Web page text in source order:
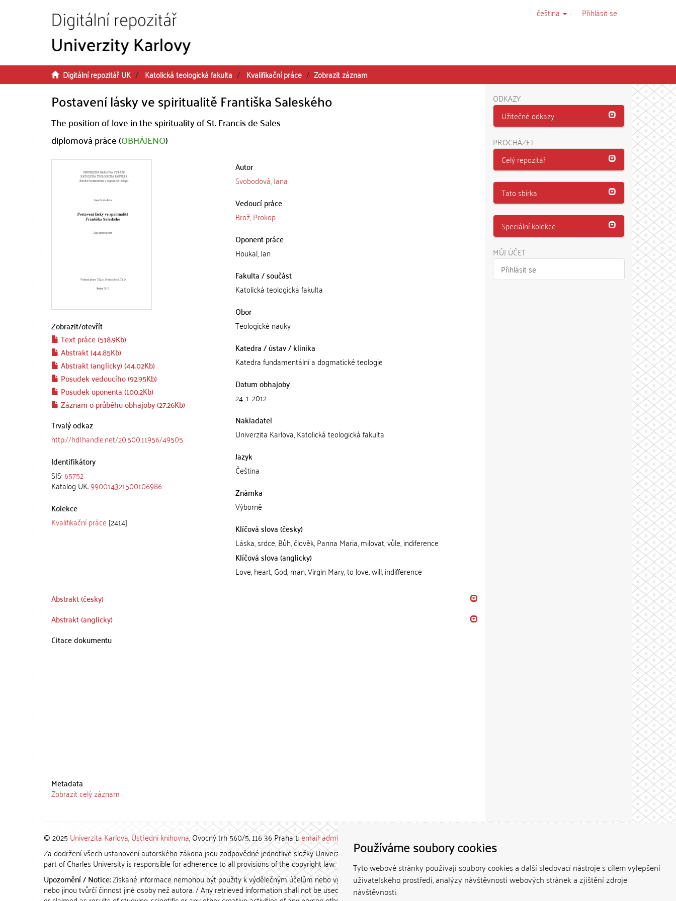
Používáme soubory cookies
Tyto webové stránky používají soubory cookies a další sledovací nástroje s cílem vylepšení
uživatelského prostředí, analýzy návštěvnosti webových stránek a zjištění zdroje
návštěvnosti.
čeština Přihlásit se
Digitální repozitář UK Katolická teologická fakulta Kvalifikační práce Zobrazit záznam
Postavení lásky ve spiritualitě Františka Saleského
The position of love in the spirituality of St. Francis de Sales
diplomová práce (OBHÁJENO)
Zobrazit/otevřít
Text práce (518.9Kb)
Abstrakt (44.85Kb)
Abstrakt (anglicky) (44.02Kb)
Posudek vedoucího (92.95Kb)
Posudek oponenta (100.2Kb)
Záznam o průběhu obhajoby (27.26Kb)
Trvalý odkaz
http://hdl.handle.net/20.500.11956/49505
Identifikátory
SIS:65752
Katalog UK:990014321500106986
Kolekce
Kvalifikační práce [2414]
Autor
Svobodová, Jana
Vedoucí práce
Brož, Prokop
Oponent práce
Houkal, Jan
Fakulta / součást
Katolická teologická fakulta
Obor
Teologické nauky
Katedra / ústav / klinika
Katedra fundamentální a dogmatické teologie
Datum obhajoby
24. 1. 2012
Nakladatel
Univerzita Karlova, Katolická teologická fakulta
Jazyk
Čeština
Známka
Výborně
Klíčová slova (česky)
Láska, srdce, Bůh, člověk, Panna Maria, milovat, vůle, indiference
Klíčová slova (anglicky)
Love, heart, God, man, Virgin Mary, to love, will, indifference
Abstrakt (česky)
Abstrakt (anglicky)
Citace dokumentu
Metadata
Zobrazit celý záznam
ODKAZY
Užitečné odkazy
PROCHÁZET
Celý repozitář
Tato sbírka
Speciální kolekce
MŮJ ÚČET
Přihlásit se
© 2025 Univerzita Karlova,Ústřední knihovna, Ovocný trh 560/5, 116 36 Praha 1;email: admin-repozitar [at] cuni.cz
Za dodržení všech ustanovení autorského zákona jsou zodpovědné jednotlivé složky Univerzity Karlovy. / Each constituent
part of Charles University is responsible for adherence to all provisions of the copyright law.
Upozornění / Notice:Získané informace nemohou být použity k výdělečným účelům nebo vydávány za studijní, vědeckou
nebo jinou tvůrčí činnost jiné osoby než autora. / Any retrieved information shall not be used for any commercial purposes